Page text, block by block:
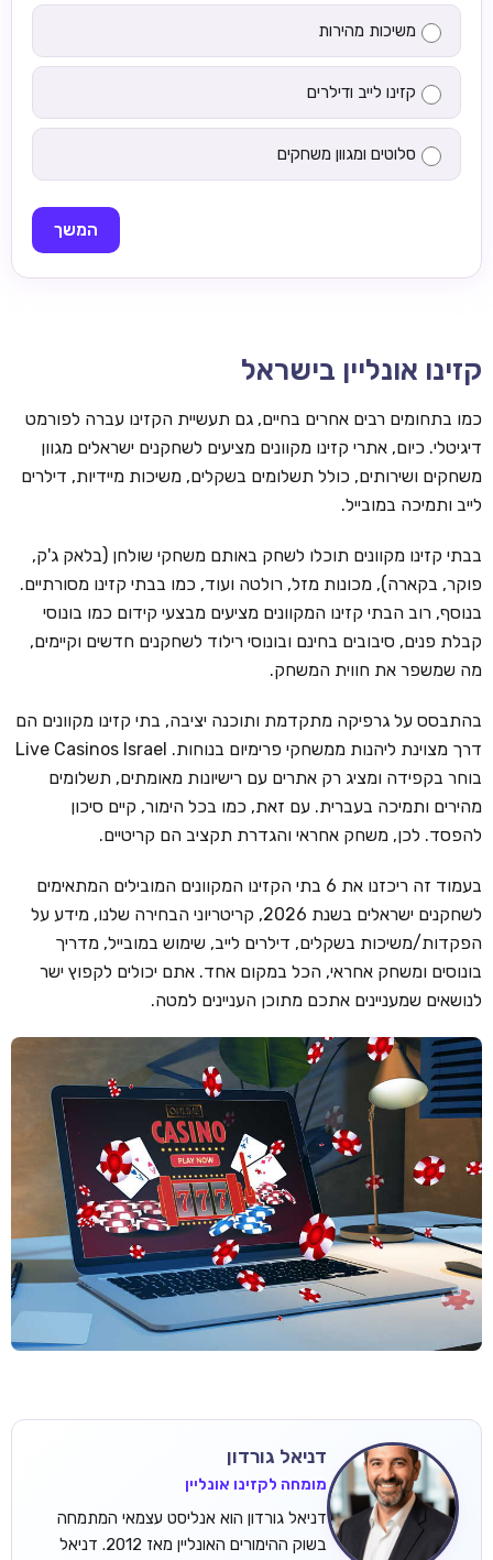
משיכות מהירות
קזינו לייב ודילרים
סלוטים ומגוון משחקים
המשך
קזינו אונליין בישראל
כמו בתחומים רבים אחרים בחיים, גם תעשיית הקזינו עברה לפורמט
דיגיטלי. כיום, אתרי קזינו מקוונים מציעים לשחקנים ישראלים מגוון
משחקים ושירותים, כולל תשלומים בשקלים, משיכות מיידיות, דילרים
לייב ותמיכה במובייל.
בבתי קזינו מקוונים תוכלו לשחק באותם משחקי שולחן (בלאק ג'ק,
פוקר, בקארה), מכונות מזל, רולטה ועוד, כמו בבתי קזינו מסורתיים.
בנוסף, רוב הבתי קזינו המקוונים מציעים מבצעי קידום כמו בונוסי
קבלת פנים, סיבובים בחינם ובונוסי רילוד לשחקנים חדשים וקיימים,
מה שמשפר את חווית המשחק.
בהתבסס על גרפיקה מתקדמת ותוכנה יציבה, בתי קזינו מקוונים הם
דרך מצוינת ליהנות ממשחקי פרימיום בנוחות. Live Casinos Israel
בוחר בקפידה ומציג רק אתרים עם רישיונות מאומתים, תשלומים
מהירים ותמיכה בעברית. עם זאת, כמו בכל הימור, קיים סיכון
להפסד. לכן, משחק אחראי והגדרת תקציב הם קריטיים.
בעמוד זה ריכזנו את 6 בתי הקזינו המקוונים המובילים המתאימים
לשחקנים ישראלים בשנת 2026, קריטריוני הבחירה שלנו, מידע על
הפקדות/משיכות בשקלים, דילרים לייב, שימוש במובייל, מדריך
בונוסים ומשחק אחראי, הכל במקום אחד. אתם יכולים לקפוץ ישר
לנושאים שמעניינים אתכם מתוכן העניינים למטה.
דניאל גורדון
מומחה לקזינו אונליין
דניאל גורדון הוא אנליסט עצמאי המתמחה
בשוק ההימורים האונליין מאז 2012. דניאל